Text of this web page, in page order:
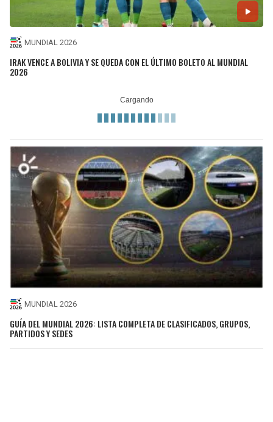
MUNDIAL 2026
IRAK VENCE A BOLIVIA Y SE QUEDA CON EL ÚLTIMO BOLETO AL MUNDIAL
2026
MUNDIAL 2026
GUÍA DEL MUNDIAL 2026: LISTA COMPLETA DE CLASIFICADOS, GRUPOS,
PARTIDOS Y SEDES